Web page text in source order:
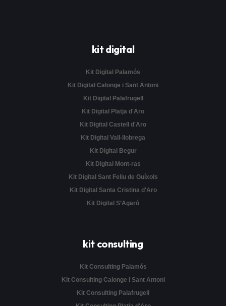
kit digital
Kit Digital Palamós
Kit Digital Calonge i Sant Antoni
Kit Digital Palafrugell
Kit Digital Platja d'Aro
Kit Digital Castell d'Aro
Kit Digital Vall-llobrega
Kit Digital Begur
Kit Digital Mont-ras
Kit Digital Sant Feliu de Guíxols
Kit Digital Santa Cristina d'Aro
Kit Digital S’Agaró
kit consulting
Kit Consulting Palamós
Kit Consulting Calonge i Sant Antoni
Kit Consulting Palafrugell